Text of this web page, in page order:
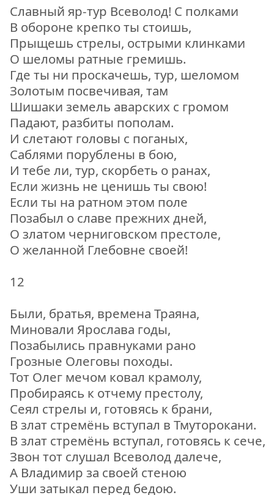
Славный яр-тур Всеволод! С полками
В обороне крепко ты стоишь,
Прыщешь стрелы, острыми клинками
О шеломы ратные гремишь.
Где ты ни проскачешь, тур, шеломом
Золотым посвечивая, там
Шишаки земель аварских с громом
Падают, разбиты пополам.
И слетают головы с поганых,
Саблями порублены в бою,
И тебе ли, тур, скорбеть о ранах,
Если жизнь не ценишь ты свою!
Если ты на ратном этом поле
Позабыл о славе прежних дней,
О златом черниговском престоле,
О желанной Глебовне своей!
12
Были, братья, времена Траяна,
Миновали Ярослава годы,
Позабылись правнуками рано
Грозные Олеговы походы.
Тот Олег мечом ковал крамолу,
Пробираясь к отчему престолу,
Сеял стрелы и, готовясь к брани,
В злат стремёнь вступал в Тмуторокани.
В злат стремёнь вступал, готовясь к сече,
Звон тот слушал Всеволод далече,
А Владимир за своей стеною
Уши затыкал перед бедою.